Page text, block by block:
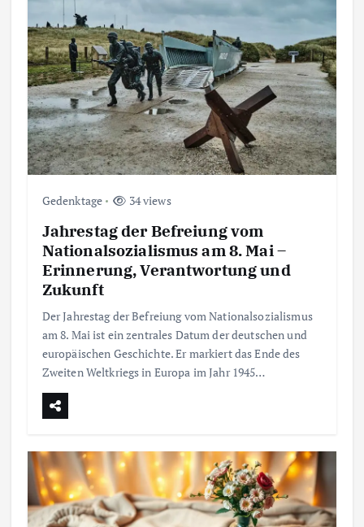
Gedenktage 34 views
Jahrestag der Befreiung vom
Nationalsozialismus am 8. Mai –
Erinnerung, Verantwortung und
Zukunft
Der Jahrestag der Befreiung vom Nationalsozialismus
am 8. Mai ist ein zentrales Datum der deutschen und
europäischen Geschichte. Er markiert das Ende des
Zweiten Weltkriegs in Europa im Jahr 1945…